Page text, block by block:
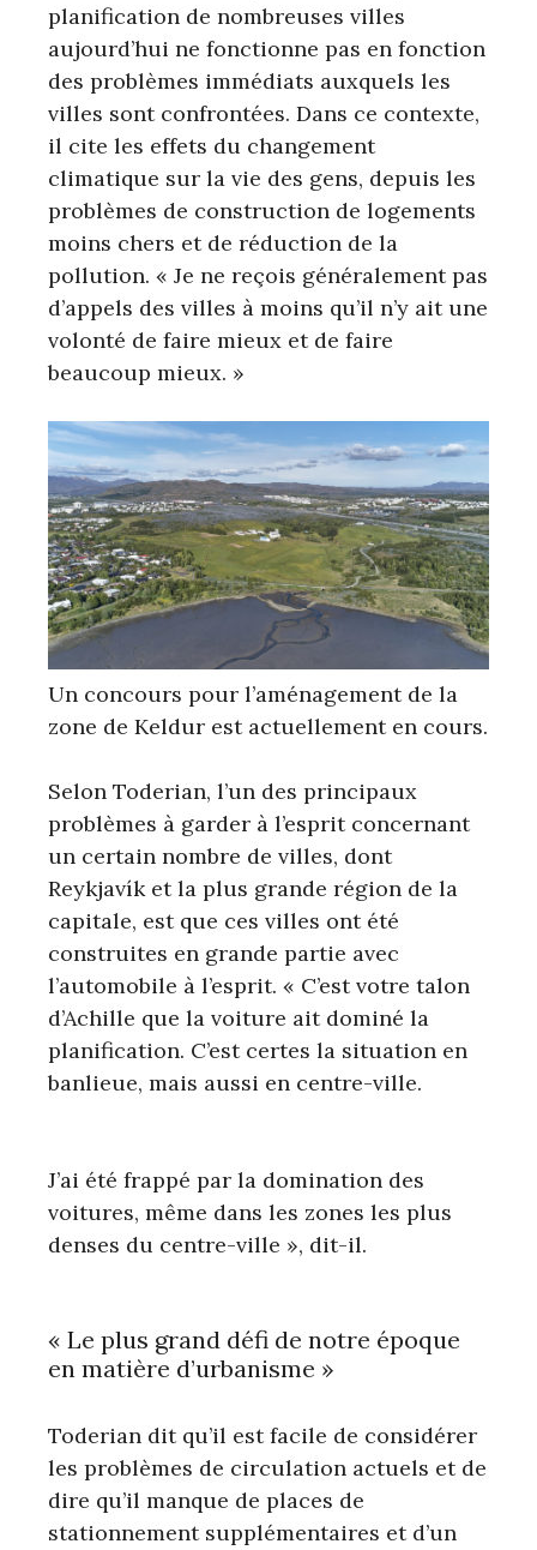
planification de nombreuses villes
aujourd’hui ne fonctionne pas en fonction
des problèmes immédiats auxquels les
villes sont confrontées. Dans ce contexte,
il cite les effets du changement
climatique sur la vie des gens, depuis les
problèmes de construction de logements
moins chers et de réduction de la
pollution. « Je ne reçois généralement pas
d’appels des villes à moins qu’il n’y ait une
volonté de faire mieux et de faire
beaucoup mieux. »
Un concours pour l’aménagement de la
zone de Keldur est actuellement en cours.
Selon Toderian, l’un des principaux
problèmes à garder à l’esprit concernant
un certain nombre de villes, dont
Reykjavík et la plus grande région de la
capitale, est que ces villes ont été
construites en grande partie avec
l’automobile à l’esprit. « C’est votre talon
d’Achille que la voiture ait dominé la
planification. C’est certes la situation en
banlieue, mais aussi en centre-ville.
J’ai été frappé par la domination des
voitures, même dans les zones les plus
denses du centre-ville », dit-il.
« Le plus grand défi de notre époque
en matière d’urbanisme »
Toderian dit qu’il est facile de considérer
les problèmes de circulation actuels et de
dire qu’il manque de places de
stationnement supplémentaires et d’un